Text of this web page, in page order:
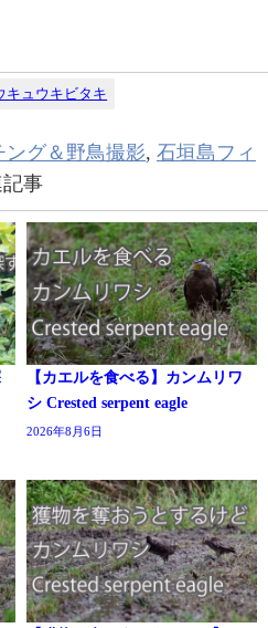
キュウキビタキ
グ＆野鳥撮影, 石垣島フィ
事
【カエルを食べる】カンムリワ
シ Crested serpent eagle
2026年8月6日